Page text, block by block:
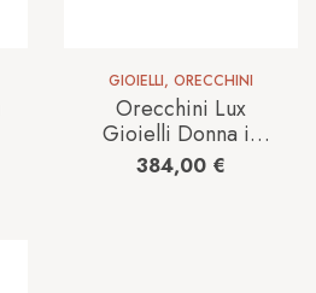
GIOIELLI, ORECCHINI
Orecchini Lux
Gioielli Donna in
Oro bianco Perla
ORLKPBJ;BI
384,00 €